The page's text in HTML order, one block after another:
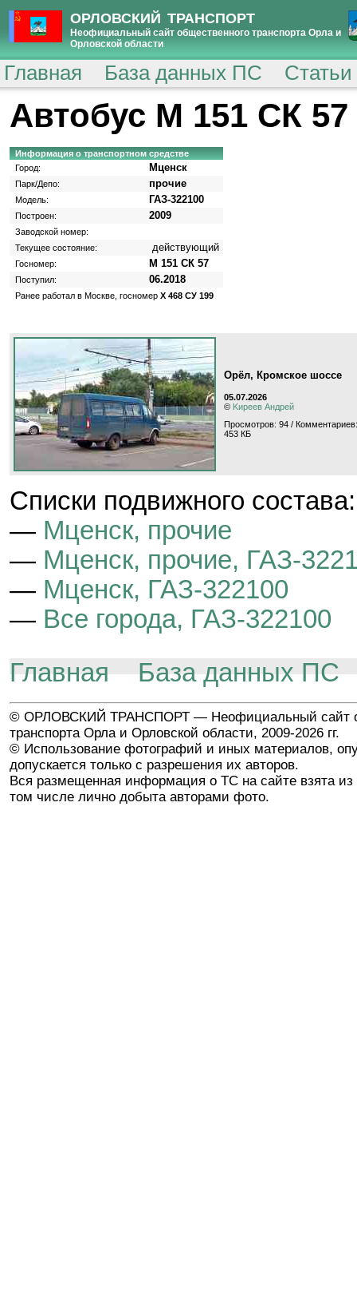
ОРЛОВСКИЙ ТРАНСПОРТ
Неофициальный сайт общественного транспорта Орла и
Орловской области
Главная База данных ПС
Автобус М 151 СК 57
Информация о транспортном средстве
Город:
Мценск
Парк/Депо: прочие
Модель: ГАЗ-322100
Построен: 2009
Заводской номер:
Текущее состояние:
действующий
Госномер: М 151 СК 57
Поступил: 06.2018
Ранее работал в Москве, госномер Х 468 СУ 199
Орёл, Кромское шоссе
05.07.2026
© Kиpeeв Aндpeй
Просмотров: 94 /
453 КБ
Cписки подвижного состава:
— Мценск, прочие
— Мценск, прочие, ГАЗ-
— Мценск, ГАЗ-322100
— Все города, ГАЗ-322100
Главная
База данных ПС
© ОРЛОВСКИЙ ТРАНСПОРТ — Неофициальный сайт
транспорта Орла и Орловской области, 2009-2026 гг.
© Использование фотографий и иных материалов,
допускается только с разрешения их авторов.
Вся размещенная информация о ТС на сайте взята из
том числе лично добыта авторами фото.